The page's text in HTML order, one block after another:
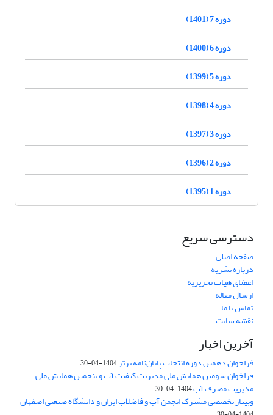
دوره 7 (1401)
دوره 6 (1400)
دوره 5 (1399)
دوره 4 (1398)
دوره 3 (1397)
دوره 2 (1396)
دوره 1 (1395)
دسترسی سریع
صفحه اصلی
درباره نشریه
اعضای هیات تحریریه
ارسال مقاله
تماس با ما
نقشه سایت
آخرین اخبار
فراخوان دهمین دوره انتخاب پایان‌نامه برتر1404-04-30
فراخوان سومین همایش ملی مدیریت کیفیت آب و پنجمین همایش ملی
مدیریت مصرف آب1404-04-30
وبینار تخصصی مشترک انجمن آب و فاضلاب ایران و دانشگاه صنعتی اصفهان